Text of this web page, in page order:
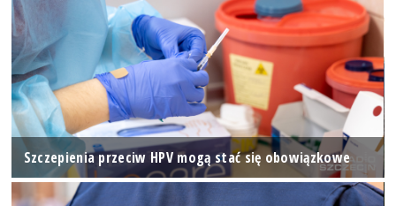
Szczepienia przeciw HPV mogą stać się obowiązkowe